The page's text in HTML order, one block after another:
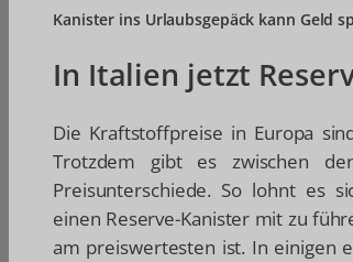
Kanister ins Urlaubsgepäck kann Geld
In Italien jetzt
Die Kraftstoffpreise in Europa
Trotzdem gibt es zwischen
Preisunterschiede. So lohnt es
einen Reserve-Kanister mit zu
am preiswertesten ist. In einigen